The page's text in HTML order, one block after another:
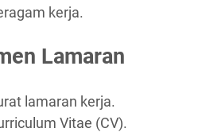
kerja.
Lamaran
lamaran kerja.
Vitae (CV).